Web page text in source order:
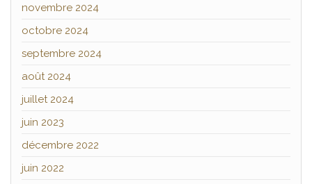
novembre 2024
octobre 2024
septembre 2024
août 2024
juillet 2024
juin 2023
décembre 2022
juin 2022